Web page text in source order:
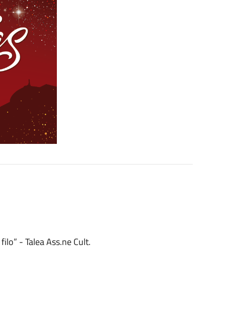
- Talea Ass.ne Cult.